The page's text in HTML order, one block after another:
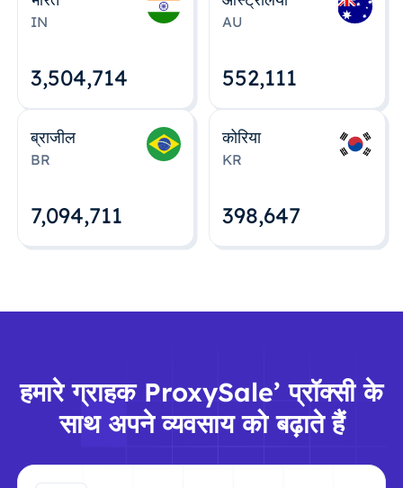
IN
3,504,715
AU
552,112
ब्राजील
BR
7,094,712
कोरिया
KR
398,648
हमारे ग्राहक ProxySale’ प्रॉक्सी के
साथ अपने व्यवसाय को बढ़ाते हैं